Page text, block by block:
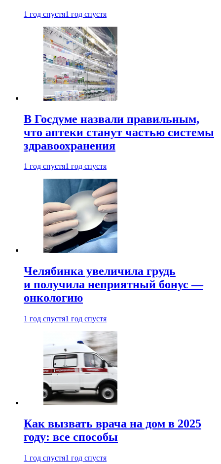
1 год спустя1 год спустя
В Госдуме назвали правильным,
что аптеки станут частью системы
здравоохранения
1 год спустя1 год спустя
Челябинка увеличила грудь
и получила неприятный бонус —
онкологию
1 год спустя1 год спустя
Как вызвать врача на дом в 2025
году: все способы
1 год спустя1 год спустя